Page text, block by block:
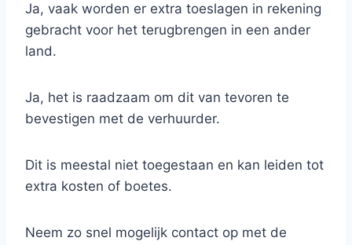
Ja, vaak worden er extra toeslagen in rekening
gebracht voor het terugbrengen in een ander
land.
Ja, het is raadzaam om dit van tevoren te
bevestigen met de verhuurder.
Dit is meestal niet toegestaan en kan leiden tot
extra kosten of boetes.
Neem zo snel mogelijk contact op met de